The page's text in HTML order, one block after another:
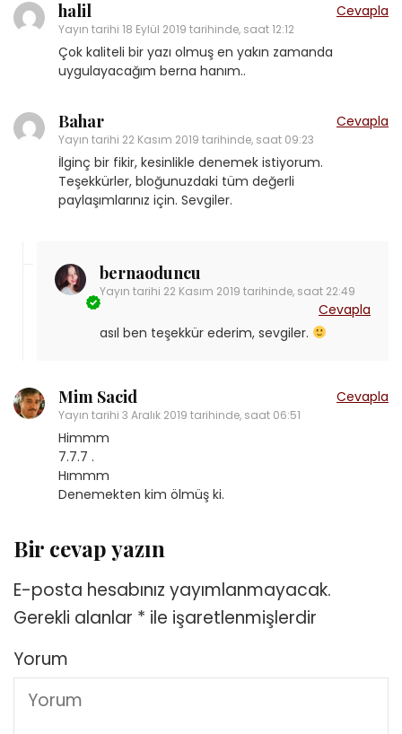
halil
Yayın tarihi 18 Eylül 2019 tarihinde, saat 12:12
Cevapla
Çok kaliteli bir yazı olmuş en yakın zamanda
uygulayacağım berna hanım..
Bahar
Yayın tarihi 22 Kasım 2019 tarihinde, saat 09:23
Cevapla
İlginç bir fikir, kesinlikle denemek istiyorum.
Teşekkürler, bloğunuzdaki tüm değerli
paylaşımlarınız için. Sevgiler.
bernaoduncu
Yayın tarihi 22 Kasım 2019 tarihinde, saat 22:49
Cevapla
asıl ben teşekkür ederim, sevgiler.
Mim Sacid
Yayın tarihi 3 Aralık 2019 tarihinde, saat 06:51
Cevapla
Himmm
7.7.7 .
Hımmm
Denemekten kim ölmüş ki.
Bir cevap yazın
E-posta hesabınız yayımlanmayacak.
Gerekli alanlar * ile işaretlenmişlerdir
Yorum